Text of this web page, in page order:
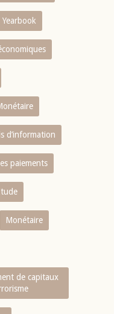
Yearbook
d’information
paiements
Monétaire
de capitaux